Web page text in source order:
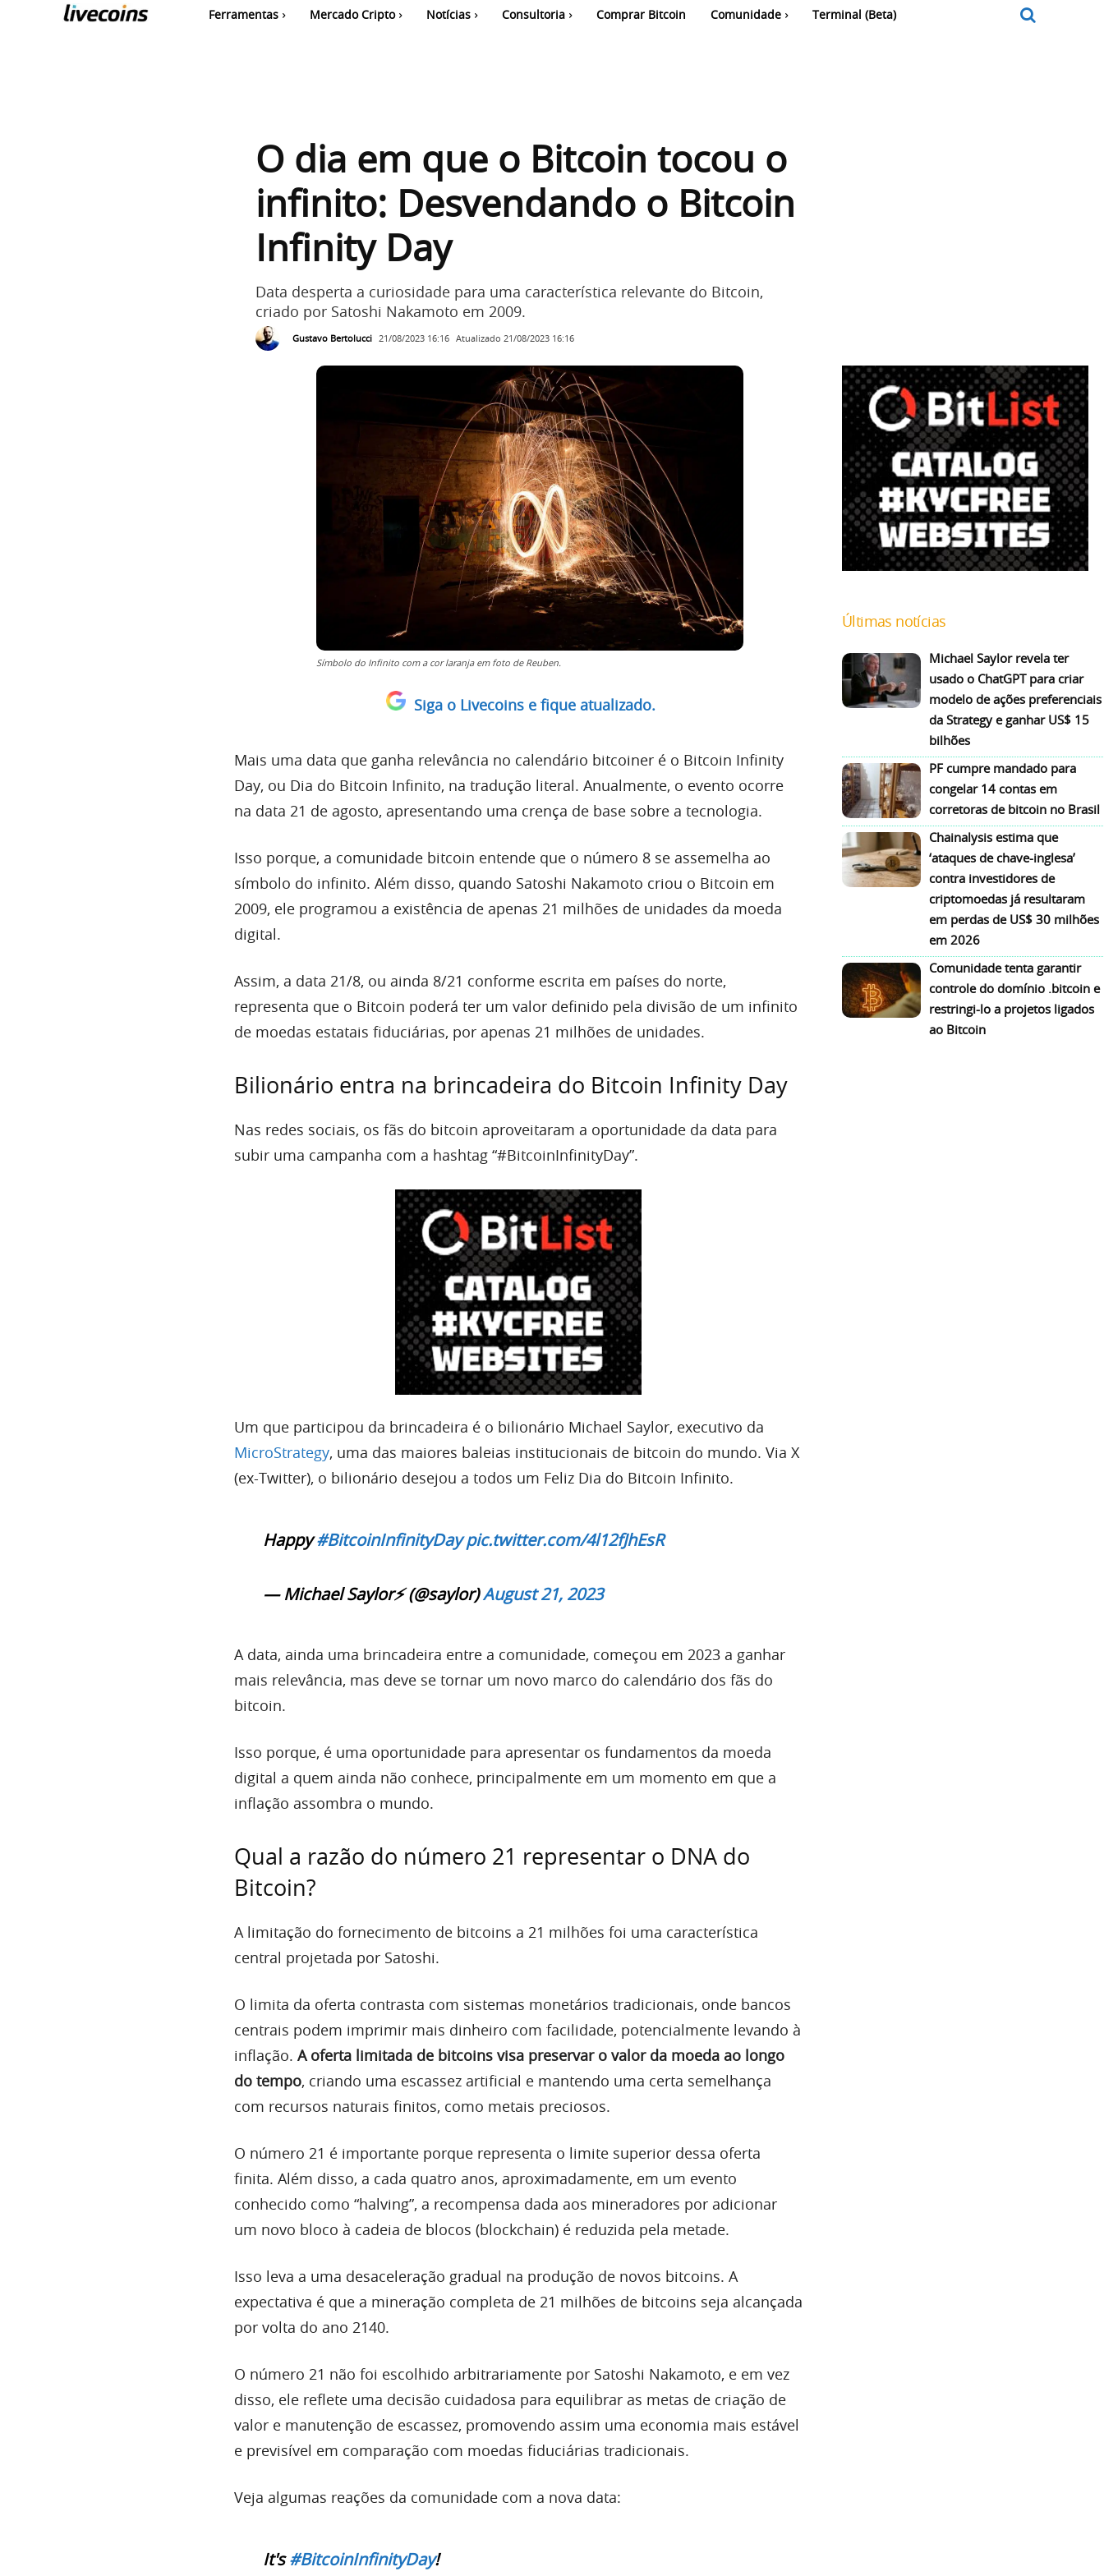
Ferramentas Mercado Cripto Notícias Consultoria Comprar Bitcoin Comunidade Terminal (Beta)
O dia em que o Bitcoin tocou o
infinito: Desvendando o Bitcoin
Infinity Day
Data desperta a curiosidade para uma característica relevante do Bitcoin,
criado por Satoshi Nakamoto em 2009.
Gustavo Bertolucci 21/08/2023 16:16 Atualizado 21/08/2023 16:16
Símbolo do Infinito com a cor laranja em foto de Reuben.
Siga o Livecoins e fique atualizado.
Mais uma data que ganha relevância no calendário bitcoiner é o Bitcoin Infinity
Day, ou Dia do Bitcoin Infinito, na tradução literal. Anualmente, o evento ocorre
na data 21 de agosto, apresentando uma crença de base sobre a tecnologia.
Isso porque, a comunidade bitcoin entende que o número 8 se assemelha ao
símbolo do infinito. Além disso, quando Satoshi Nakamoto criou o Bitcoin em
2009, ele programou a existência de apenas 21 milhões de unidades da moeda
digital.
Assim, a data 21/8, ou ainda 8/21 conforme escrita em países do norte,
representa que o Bitcoin poderá ter um valor definido pela divisão de um infinito
de moedas estatais fiduciárias, por apenas 21 milhões de unidades.
Bilionário entra na brincadeira do Bitcoin Infinity Day
Nas redes sociais, os fãs do bitcoin aproveitaram a oportunidade da data para
subir uma campanha com a hashtag “#BitcoinInfinityDay”.
Um que participou da brincadeira é o bilionário Michael Saylor, executivo da
MicroStrategy, uma das maiores baleias institucionais de bitcoin do mundo. Via X
(ex-Twitter), o bilionário desejou a todos um Feliz Dia do Bitcoin Infinito.
Happy#BitcoinInfinityDay pic.twitter.com/4l12fJhEsR
— Michael Saylor⚡️ (@saylor)August 21, 2023
A data, ainda uma brincadeira entre a comunidade, começou em 2023 a ganhar
mais relevância, mas deve se tornar um novo marco do calendário dos fãs do
bitcoin.
Isso porque, é uma oportunidade para apresentar os fundamentos da moeda
digital a quem ainda não conhece, principalmente em um momento em que a
inflação assombra o mundo.
Qual a razão do número 21 representar o DNA do
Bitcoin?
A limitação do fornecimento de bitcoins a 21 milhões foi uma característica
central projetada por Satoshi.
O limita da oferta contrasta com sistemas monetários tradicionais, onde bancos
centrais podem imprimir mais dinheiro com facilidade, potencialmente levando à
inflação. A oferta limitada de bitcoins visa preservar o valor da moeda ao longo
do tempo, criando uma escassez artificial e mantendo uma certa semelhança
com recursos naturais finitos, como metais preciosos.
O número 21 é importante porque representa o limite superior dessa oferta
finita. Além disso, a cada quatro anos, aproximadamente, em um evento
conhecido como “halving”, a recompensa dada aos mineradores por adicionar
um novo bloco à cadeia de blocos (blockchain) é reduzida pela metade.
Isso leva a uma desaceleração gradual na produção de novos bitcoins. A
expectativa é que a mineração completa de 21 milhões de bitcoins seja alcançada
por volta do ano 2140.
O número 21 não foi escolhido arbitrariamente por Satoshi Nakamoto, e em vez
disso, ele reflete uma decisão cuidadosa para equilibrar as metas de criação de
valor e manutenção de escassez, promovendo assim uma economia mais estável
e previsível em comparação com moedas fiduciárias tradicionais.
Veja algumas reações da comunidade com a nova data:
It's#BitcoinInfinityDay!
Últimas notícias
Michael Saylor revela ter
usado o ChatGPT para criar
modelo de ações preferenciais
da Strategy e ganhar US$ 15
bilhões
PF cumpre mandado para
congelar 14 contas em
corretoras de bitcoin no Brasil
Chainalysis estima que
‘ataques de chave-inglesa’
contra investidores de
criptomoedas já resultaram
em perdas de US$ 30 milhões
em 2026
Comunidade tenta garantir
controle do domínio .bitcoin e
restringi-lo a projetos ligados
ao Bitcoin